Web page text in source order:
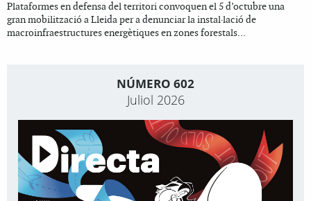
Plataformes en defensa del territori convoquen el 5 d’octubre una
gran mobilització a Lleida per a denunciar la instal·lació de
macroinfraestructures energètiques en zones forestals...
NÚMERO 602
Juliol 2026